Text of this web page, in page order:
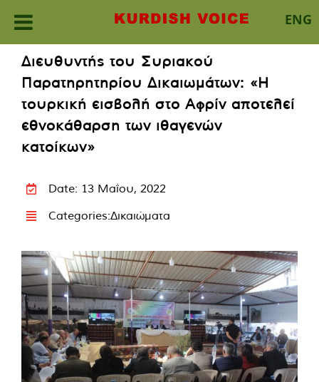
ENG
content
Διευθυντής του Συριακού
Παρατηρητηρίου Δικαιωμάτων: «Η
τουρκική εισβολή στο Αφρίν αποτελεί
εθνοκάθαρση των ιθαγενών
κατοίκων»
Date: 13 Μαΐου, 2022
Categories:Δικαιώματα